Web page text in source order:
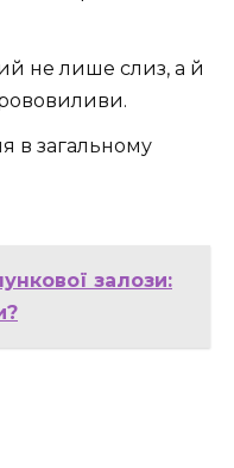
не лише слиз, а й
в загальному
залози: